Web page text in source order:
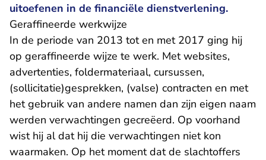
uitoefenen in de financiële dienstverlening.
Geraffineerde werkwijze
In de periode van 2013 tot en met 2017 ging hij
op geraffineerde wijze te werk. Met websites,
advertenties, foldermateriaal, cursussen,
(sollicitatie)gesprekken, (valse) contracten en met
het gebruik van andere namen dan zijn eigen naam
werden verwachtingen gecreëerd. Op voorhand
wist hij al dat hij die verwachtingen niet kon
waarmaken. Op het moment dat de slachtoffers